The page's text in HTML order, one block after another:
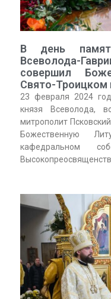
В день
Всеволода-
совершил
Свято-Троицком
23 февраля 2024
князя Всеволода,
митрополит
Божественную
кафедральном